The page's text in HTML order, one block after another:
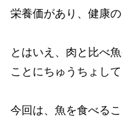
栄養価があり、健康
とはいえ、肉と比べ
ことにちゅうちょし
今回は、魚を食べる